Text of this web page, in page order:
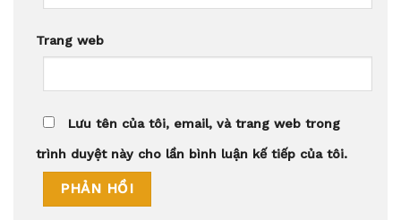
Trang web
Lưu tên của tôi, email, và trang web trong
trình duyệt này cho lần bình luận kế tiếp của tôi.